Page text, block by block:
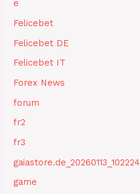
e
Felicebet
Felicebet DE
Felicebet IT
Forex News
forum
fr2
fr3
gaiastore.de_20260113_102224
game